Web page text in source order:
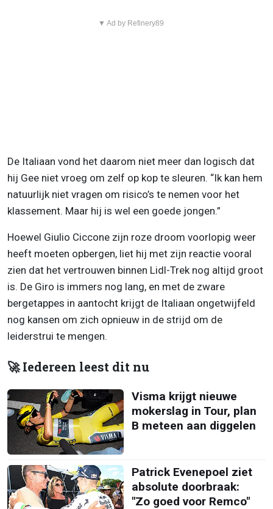
▼ Ad by Refinery89
De Italiaan vond het daarom niet meer dan logisch dat
hij Gee niet vroeg om zelf op kop te sleuren. “Ik kan hem
natuurlijk niet vragen om risico’s te nemen voor het
klassement. Maar hij is wel een goede jongen.”
Hoewel Giulio Ciccone zijn roze droom voorlopig weer
heeft moeten opbergen, liet hij met zijn reactie vooral
zien dat het vertrouwen binnen Lidl-Trek nog altijd groot
is. De Giro is immers nog lang, en met de zware
bergetappes in aantocht krijgt de Italiaan ongetwijfeld
nog kansen om zich opnieuw in de strijd om de
leiderstrui te mengen.
🚀 Iedereen leest dit nu
Visma krijgt nieuwe
mokerslag in Tour, plan
B meteen aan diggelen
Patrick Evenepoel ziet
absolute doorbraak:
"Zo goed voor Remco"